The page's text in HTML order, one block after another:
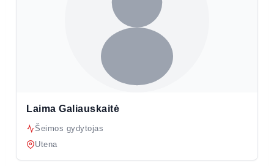
Laima Galiauskaitė
Šeimos gydytojas
Utena